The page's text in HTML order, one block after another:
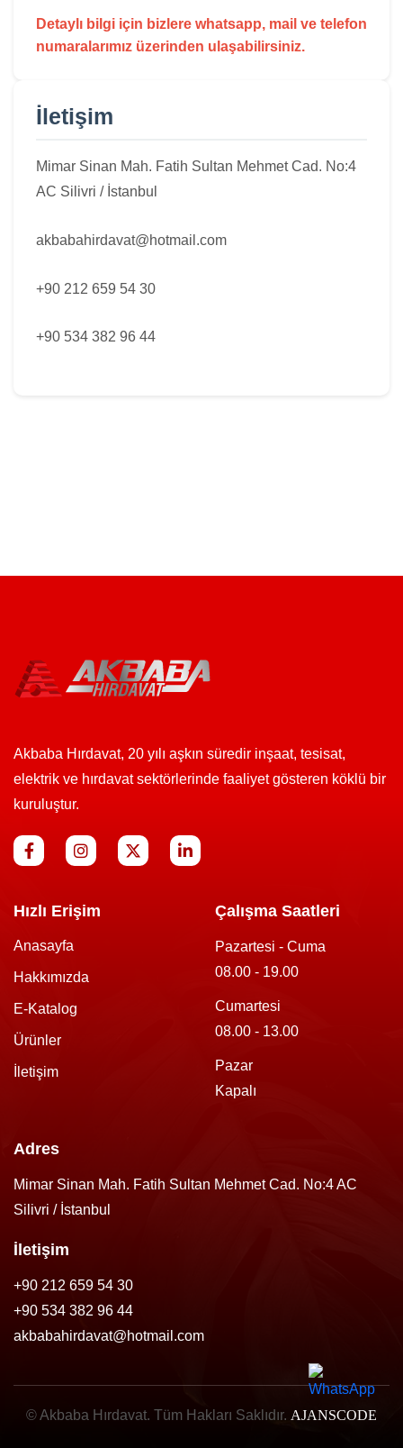
Detaylı bilgi için bizlere whatsapp, mail ve telefon
numaralarımız üzerinden ulaşabilirsiniz.
İletişim
Mimar Sinan Mah. Fatih Sultan Mehmet Cad. No:4
AC Silivri / İstanbul
akbabahirdavat@hotmail.com
+90 212 659 54 30
+90 534 382 96 44
Akbaba Hırdavat, 20 yılı aşkın süredir inşaat, tesisat,
elektrik ve hırdavat sektörlerinde faaliyet gösteren köklü bir
kuruluştur.
Hızlı Erişim
Anasayfa
Hakkımızda
E-Katalog
Ürünler
İletişim
Çalışma Saatleri
Pazartesi - Cuma
08.00 - 19.00
Cumartesi
08.00 - 13.00
Pazar
Kapalı
Adres
Mimar Sinan Mah. Fatih Sultan Mehmet Cad. No:4 AC
Silivri / İstanbul
İletişim
+90 212 659 54 30
+90 534 382 96 44
akbabahirdavat@hotmail.com
© Akbaba Hırdavat. Tüm Hakları Saklıdır. AJANSCODE